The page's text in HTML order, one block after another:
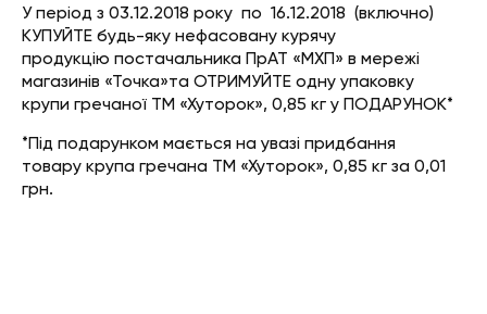
У період з 03.12.2018 року по 16.12.2018 (включно)
КУПУЙТЕ будь-яку нефасовану курячу
продукцію постачальника ПрАТ «МХП» в мережі
магазинів «Точка»та ОТРИМУЙТЕ одну упаковку
крупи гречаної ТМ «Хуторок», 0,85 кг у ПОДАРУНОК*
*Під подарунком мається на увазі придбання
товару крупа гречана ТМ «Хуторок», 0,85 кг за 0,01
грн.